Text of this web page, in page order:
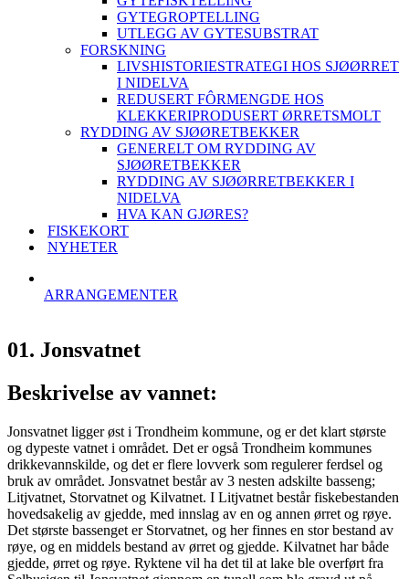
GYTEGROPTELLING
UTLEGG AV GYTESUBSTRAT
FORSKNING
LIVSHISTORIESTRATEGI HOS SJØØRRET
I NIDELVA
REDUSERT FÔRMENGDE HOS
KLEKKERIPRODUSERT ØRRETSMOLT
RYDDING AV SJØØRETBEKKER
GENERELT OM RYDDING AV
SJØØRETBEKKER
RYDDING AV SJØØRRETBEKKER I
NIDELVA
HVA KAN GJØRES?
FISKEKORT
NYHETER
ARRANGEMENTER
01. Jonsvatnet
Beskrivelse av vannet:
Jonsvatnet ligger øst i Trondheim kommune, og er det klart største
og dypeste vatnet i området. Det er også Trondheim kommunes
drikkevannskilde, og det er flere lovverk som regulerer ferdsel og
bruk av området. Jonsvatnet består av 3 nesten adskilte basseng;
Litjvatnet, Storvatnet og Kilvatnet. I Litjvatnet består fiskebestanden
hovedsakelig av gjedde, med innslag av en og annen ørret og røye.
Det største bassenget er Storvatnet, og her finnes en stor bestand av
røye, og en middels bestand av ørret og gjedde. Kilvatnet har både
gjedde, ørret og røye. Ryktene vil ha det til at lake ble overført fra